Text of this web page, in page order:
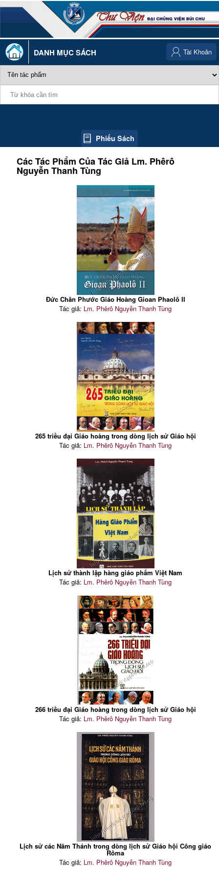
DANH MỤC SÁCH
Phiếu Sách
Tài Khoản
Các Tác Phẩm Của Tác Giả Lm. Phêrô
Nguyễn Thanh Tùng
Đức Chân Phước Giáo Hoàng Gioan Phaolô II
Tác giả: Lm. Phêrô Nguyễn Thanh Tùng
265 triều đại Giáo hoàng trong dòng lịch sử Giáo hội
Tác giả: Lm. Phêrô Nguyễn Thanh Tùng
Lịch sử thành lập hàng giáo phẩm Việt Nam
Tác giả: Lm. Phêrô Nguyễn Thanh Tùng
266 triều đại Giáo hoàng trong dòng lịch sử Giáo hội
Tác giả: Lm. Phêrô Nguyễn Thanh Tùng
Lịch sử các Năm Thánh trong dòng lịch sử Giáo hội Công giáo
Rôma
Tác giả: Lm. Phêrô Nguyễn Thanh Tùng